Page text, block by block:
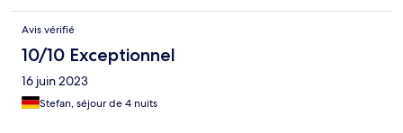
Avis vérifié
10/10 Exceptionnel
16 juin 2023
Stefan, séjour de 4 nuits